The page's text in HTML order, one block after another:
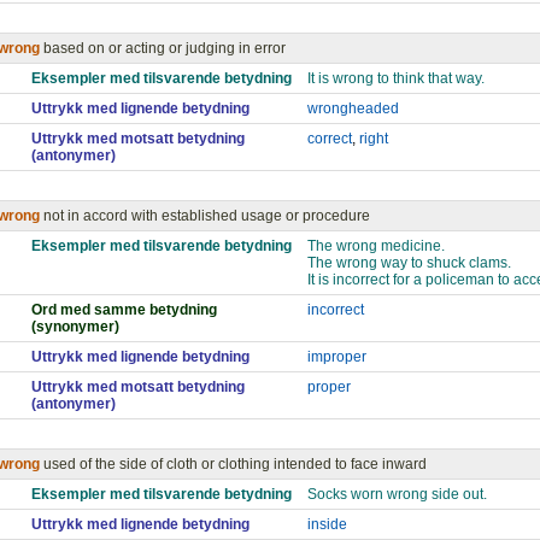
based on or acting or judging in error
Eksempler med tilsvarende betydning
It is wrong to think that way.
Uttrykk med lignende betydning
wrongheaded
Uttrykk med motsatt betydning
(antonymer)
correct, right
not in accord with established usage or procedure
Eksempler med tilsvarende betydning
The wrong medicine.
The wrong way to shuck clams.
It is incorrect for a policeman to
Ord med samme betydning
(synonymer)
incorrect
Uttrykk med lignende betydning
improper
Uttrykk med motsatt betydning
(antonymer)
proper
used of the side of cloth or clothing intended to face inward
Eksempler med tilsvarende betydning
Socks worn wrong side out.
Uttrykk med lignende betydning
inside